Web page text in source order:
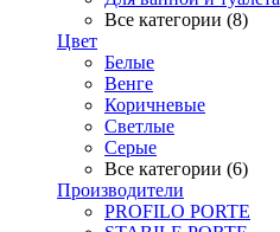
Все категории (8)
Цвет
Белые
Венге
Коричневые
Светлые
Серые
Все категории (6)
Производители
PROFILO PORTE